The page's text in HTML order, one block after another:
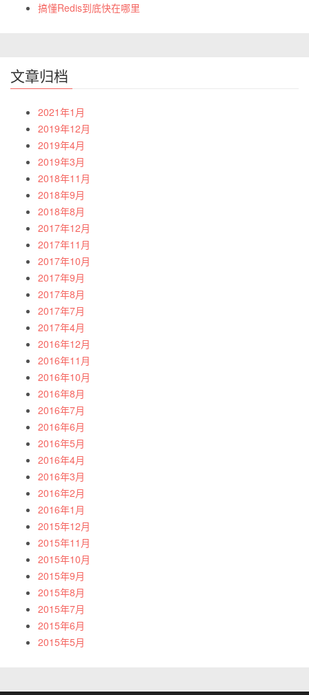
搞懂Redis到底快在哪里
文章归档
2021年1月
2019年12月
2019年4月
2019年3月
2018年11月
2018年9月
2018年8月
2017年12月
2017年11月
2017年10月
2017年9月
2017年8月
2017年7月
2017年4月
2016年12月
2016年11月
2016年10月
2016年8月
2016年7月
2016年6月
2016年5月
2016年4月
2016年3月
2016年2月
2016年1月
2015年12月
2015年11月
2015年10月
2015年9月
2015年8月
2015年7月
2015年6月
2015年5月